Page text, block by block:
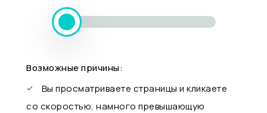
Возможные причины:
Вы просматриваете страницы и кликаете
со скоростью, намного превышающую